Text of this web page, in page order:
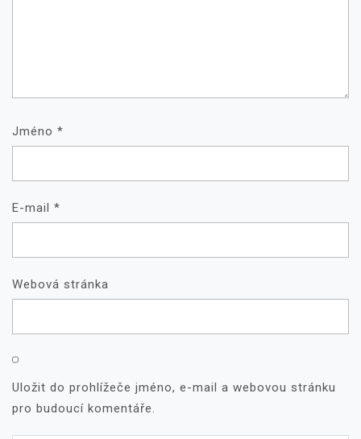
Jméno *
E-mail *
Webová stránka
Uložit do prohlížeče jméno, e-mail a webovou stránku
pro budoucí komentáře.